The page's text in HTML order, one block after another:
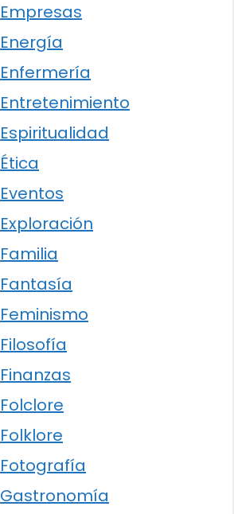
Empresas
Energía
Enfermería
Entretenimiento
Espiritualidad
Ética
Eventos
Exploración
Familia
Fantasía
Feminismo
Filosofía
Finanzas
Folclore
Folklore
Fotografía
Gastronomía